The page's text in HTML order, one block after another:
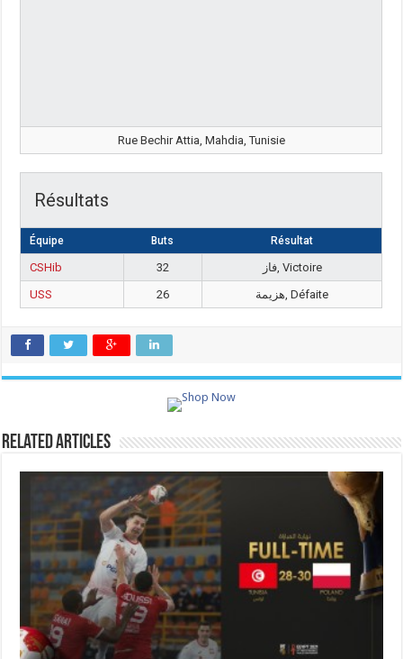
Rue Bechir Attia, Mahdia, Tunisie
Résultats
Équipe Buts Résultat
CSHib 32
فاز, Victoire
USS
26 هزيمة, Défaite
Related Articles